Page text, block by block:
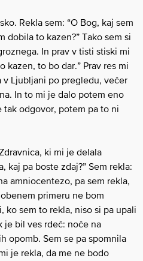
Rekla sem: “O Bog, kaj sem
dobila to kazen​?​” Tako sem si
In prav v tisti stiski mi
kazen, to bo dar.” Prav res mi
v Ljubljani po pregledu, večer
In to mi je dalo potem eno
tak odgovor, potem pa to ni
ki mi je delala
kaj pa boste zdaj?” Sem rekla:
amniocentezo, pa sem rekla,
primeru ne bom
ko sem to rekla, niso si pa upali
je bil ves rdeč: noče na
opomb. Sem se pa spomnila
je rekla, da me ne bodo